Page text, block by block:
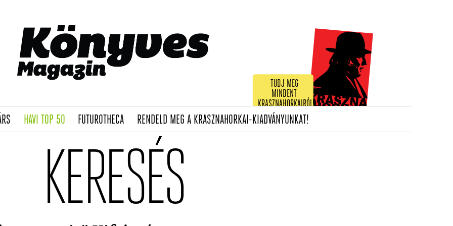
TUDJ MEG
MINDENT
KRASZNAHORKAIRÓL!
(CURRENT)
HAVI TOP 50(CURRENT)
FUTUROTHECA(CURRENT)
RENDELD MEG A KRASZNAHORKAI-KIADVÁNYUNKAT!(CURRENT)
KERESÉS